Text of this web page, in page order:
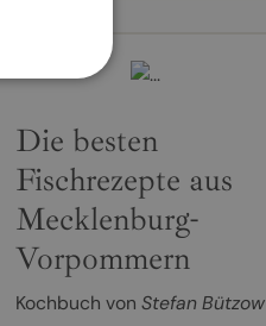
Die besten
Fischrezepte aus
Mecklenburg-
Vorpommern
Kochbuch von Stefan Bützow